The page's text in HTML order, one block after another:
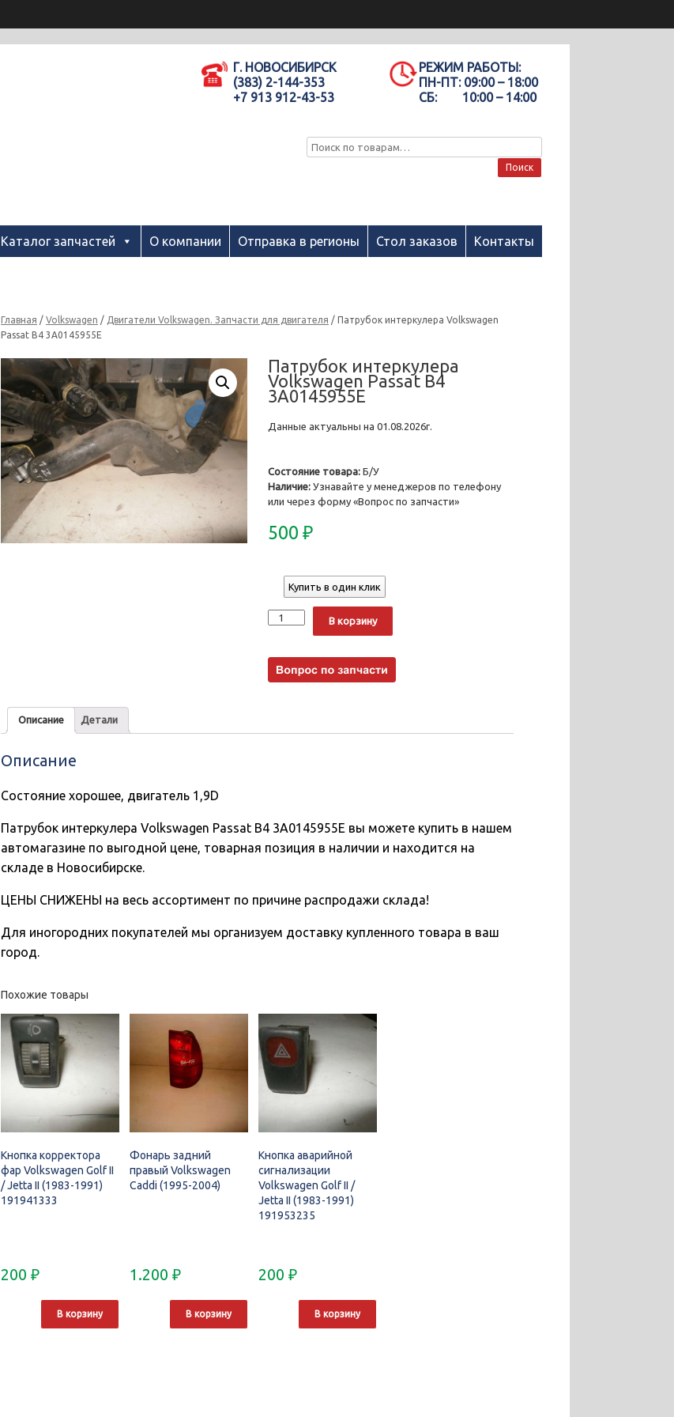
Г. НОВОСИБИРСК
(383) 2-144-353
+7 913 912-43-53
РЕЖИМ РАБОТЫ:
ПН-ПТ: 09:00 – 18:00
СБ:
10:00 – 14:00
Поиск
Каталог запчастей О компании Отправка в регионы Стол заказов Контакты
Главная /Volkswagen / Двигатели Volkswagen. Запчасти для двигателя / Патрубок интеркулера Volkswagen
Passat B4 3A0145955E
Патрубок интеркулера
Volkswagen Passat B4
3A0145955E
Данные актуальны на 01.08.2026г.
Состояние товара: Б/У
Наличие: Узнавайте у менеджеров по телефону
или через форму «Вопрос по запчасти»
500₽
Купить в один клик
Количество
В корзину
Описание Детали
Описание
Состояние хорошее, двигатель 1,9D
Патрубок интеркулера Volkswagen Passat B4 3A0145955E вы можете купить в нашем
автомагазине по выгодной цене, товарная позиция в наличии и находится на
складе в Новосибирске.
ЦЕНЫ СНИЖЕНЫ на весь ассортимент по причине распродажи склада!
Для иногородних покупателей мы организуем доставку купленного товара в ваш
город.
Похожие товары
Кнопка корректора
фар Volkswagen Golf II
/ Jetta II (1983-1991)
191941333
200₽
В корзину
Фонарь задний
правый Volkswagen
Caddi (1995-2004)
1.200 ₽
В корзину
Кнопка аварийной
сигнализации
Volkswagen Golf II /
Jetta II (1983-1991)
191953235
200 ₽
В корзину